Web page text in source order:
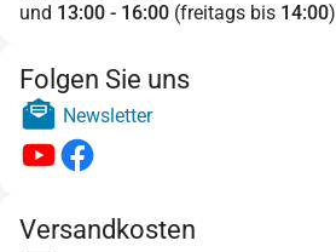
und 13:00 - 16:00 (freitags bis 14:00)
Folgen Sie uns
Newsletter
Versandkosten